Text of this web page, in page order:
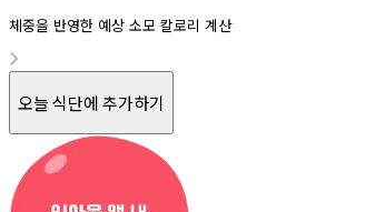
체중을 반영한 예상 소모 칼로리 계산
오늘 식단에 추가하기